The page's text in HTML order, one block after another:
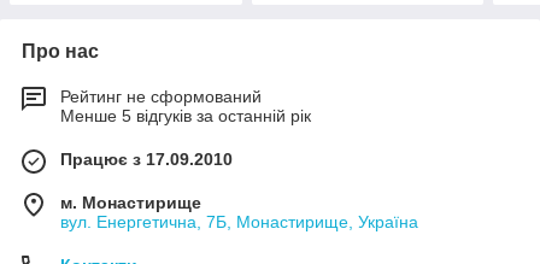
Про нас
Рейтинг не сформований
Менше 5 відгуків за останній рік
Працює з 17.09.2010
м. Монастирище
вул. Енергетична, 7Б, Монастирище, Україна